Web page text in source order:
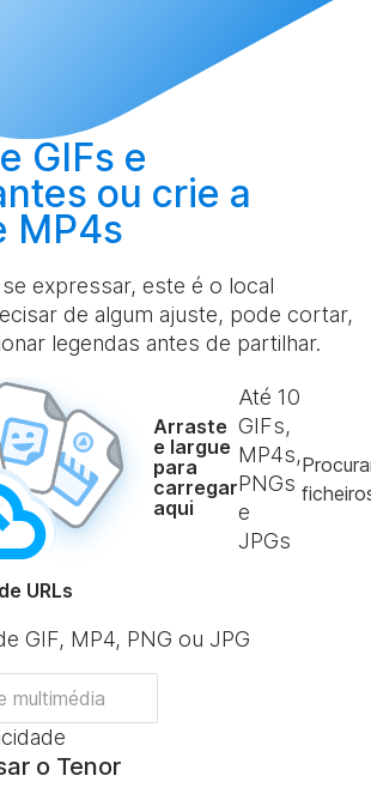
GIFs e
ou crie a
MP4s
expressar, este é o local
de algum ajuste, pode cortar,
legendas antes de partilhar.
Arraste
e largue
para
carregar
aqui
Até 10
GIFs,
MP4s,
PNGs
e
JPGs
URLs
GIF, MP4, PNG ou JPG
o Tenor